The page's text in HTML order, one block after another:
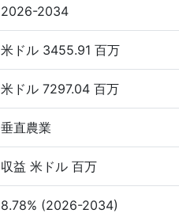
2026-2034
米ドル 3455.91 百万
米ドル 7297.04 百万
垂直農業
収益 米ドル 百万
8.78% (2026-2034)